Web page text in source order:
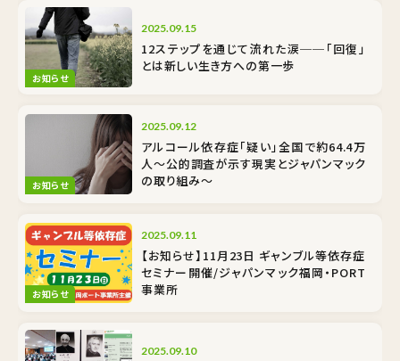
お知らせ
2025.09.15
12ステップを通じて流れた涙──「回復」
とは新しい生き方への第一歩
お知らせ
2025.09.12
アルコール依存症「疑い」全国で約64.4万
人〜公的調査が示す現実とジャパンマック
の取り組み〜
お知らせ
2025.09.11
【お知らせ】11月23日 ギャンブル等依存症
セミナー開催/ジャパンマック福岡・PORT
事業所
2025.09.10